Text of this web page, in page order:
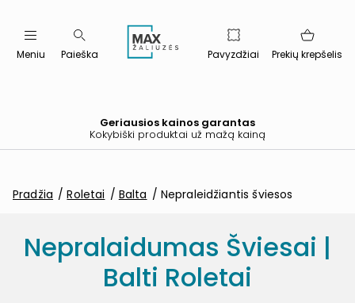
Meniu Paieška Pavyzdžiai Prekių krepšelis
Geriausios kainos garantas
Kokybiški produktai už mažą kainą
Pradžia Roletai Balta Nepraleidžiantis šviesos
Nepralaidumas Šviesai |
Balti Roletai